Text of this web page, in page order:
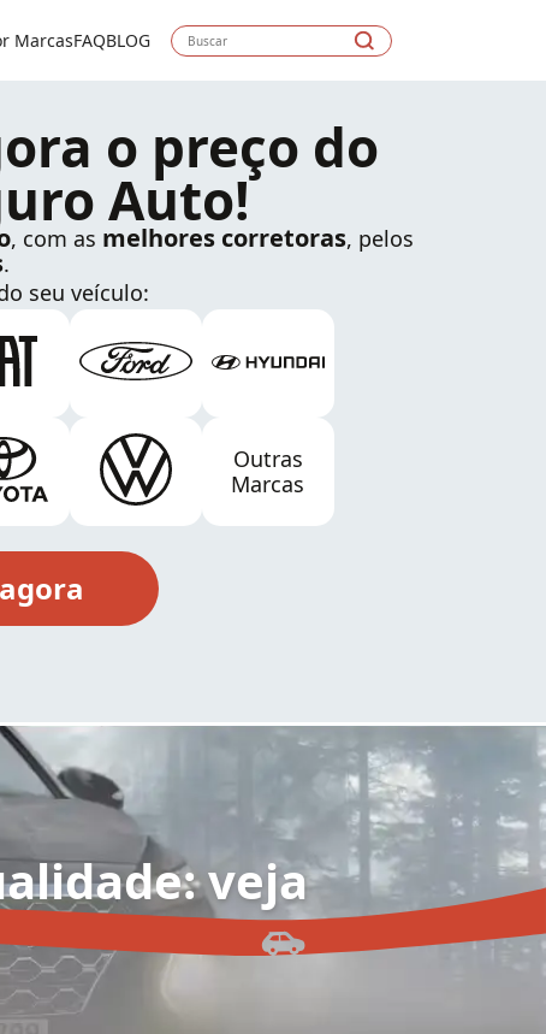
MarcasFAQBLOG
o preço do
Auto!
, com as melhores corretoras, pelos
.
seu veículo:
Outras
Marcas
veja